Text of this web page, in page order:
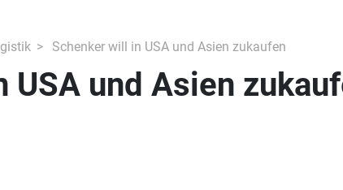
Schenker will in USA und Asien zukaufen
USA und Asien